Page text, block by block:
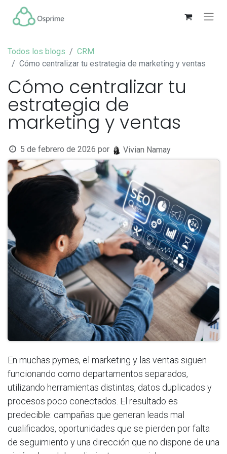
Todos los blogs
CRM
Cómo centralizar tu estrategia de marketing y ventas
Cómo centralizar tu
estrategia de
marketing y ventas
5 de febrero de 2026 por Vivian Namay
En muchas pymes, el marketing y las ventas siguen
funcionando como departamentos separados,
utilizando herramientas distintas, datos duplicados y
procesos poco conectados. El resultado es
predecible: campañas que generan leads mal
cualificados, oportunidades que se pierden por falta
de seguimiento y una dirección que no dispone de una